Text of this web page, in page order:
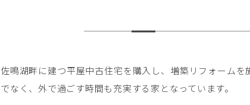
佐鳴湖畔に建つ平屋中古住宅を購入し、増築リフォーム
でなく、外で過ごす時間も充実する家となっています。